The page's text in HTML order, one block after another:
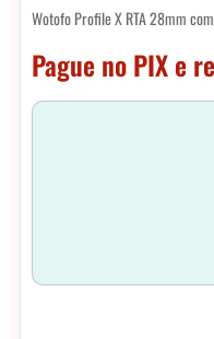
Wotofo Profile X RTA 28mm
Pague no PIX e